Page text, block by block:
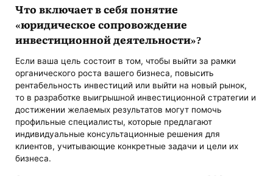
Что включает в себя понятие
«юридическое сопровождение
инвестиционной деятельности»?
Если ваша цель состоит в том, чтобы выйти за рамки
органического роста вашего бизнеса, повысить
рентабельность инвестиций или выйти на новый рынок,
то в разработке выигрышной инвестиционной стратегии и
достижении желаемых результатов могут помочь
профильные специалисты, которые предлагают
индивидуальные консультационные решения для
клиентов, учитывающие конкретные задачи и цели их
бизнеса.